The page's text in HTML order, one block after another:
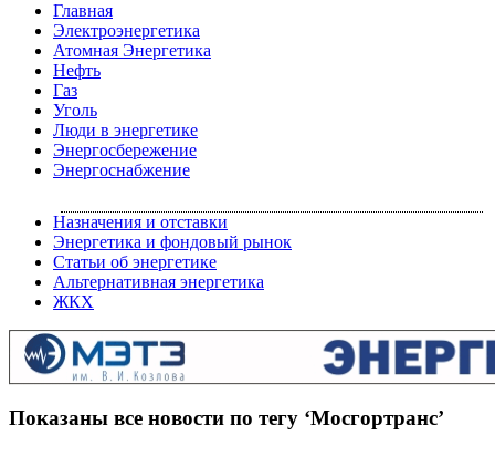
Главная
Электроэнергетика
Атомная Энергетика
Нефть
Газ
Уголь
Люди в энергетике
Энергосбережение
Энергоснабжение
Назначения и отставки
Энергетика и фондовый рынок
Статьи об энергетике
Альтернативная энергетика
ЖКХ
Показаны все новости по тегу ‘Мосгортранс’